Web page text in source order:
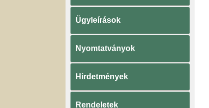
Ügyleírások
Nyomtatványok
Hirdetmények
Rendeletek